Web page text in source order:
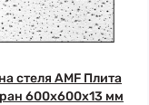
стеля AMF Плита
600x600x13 мм